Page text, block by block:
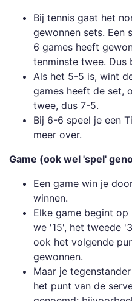
Bij tennis gaat het
gewonnen sets. Een
6 games heeft
tenminste twee. Dus
Als het 5-5 is, wint
games heeft de set,
twee, dus 7-5.
Bij 6-6 speel je een
meer over.
Game (ook wel 'spel'
Een game win je
winnen.
Elke game begint
we '15', het tweede
ook het volgende
gewonnen.
Maar je
het punt van de